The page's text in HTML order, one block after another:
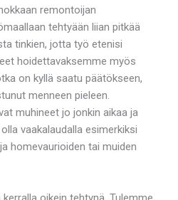
remontoijan
tehtyään liian pitkää
tinkien, jotta työ etenisi
hoidettavaksemme myös
on kyllä saatu päätökseen,
menneen pieleen.
muhineet jo jonkin aikaa ja
vaakalaudalla esimerkiksi
homevaurioiden tai muiden